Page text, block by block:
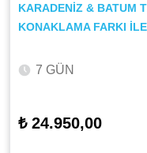
KARADENİZ & BATUM
KONAKLAMA FARKI
7 GÜN
₺ 24.950,00